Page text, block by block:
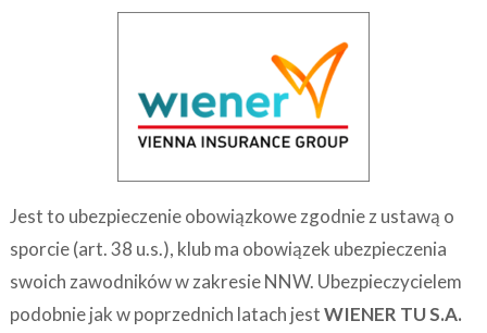
Jest to ubezpieczenie obowiązkowe zgodnie z ustawą o
sporcie (art. 38 u.s.), klub ma obowiązek ubezpieczenia
swoich zawodników w zakresie NNW. Ubezpieczycielem
podobnie jak w poprzednich latach jestWIENER TU S.A.